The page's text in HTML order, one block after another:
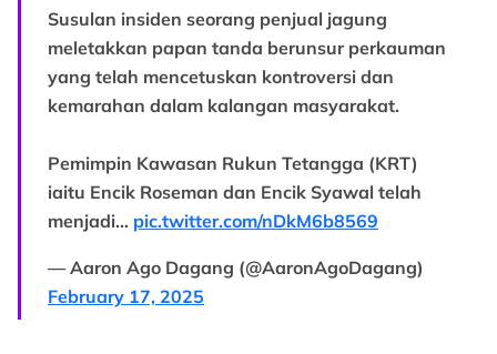
Susulan insiden seorang penjual jagung
meletakkan papan tanda berunsur perkauman
yang telah mencetuskan kontroversi dan
kemarahan dalam kalangan masyarakat.
Pemimpin Kawasan Rukun Tetangga (KRT)
iaitu Encik Roseman dan Encik Syawal telah
menjadi… pic.twitter.com/nDkM6b8569
— Aaron Ago Dagang (@AaronAgoDagang)
February 17, 2025